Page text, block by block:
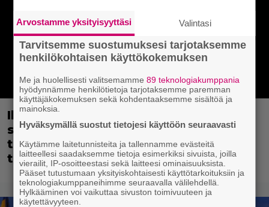
Illan Bond on paras Brosnanilta –
samankaltaisuus Schwarzeneggerin
toimintatykitykseen pakotti
tekemään kässärin uusiksi
Arvostamme yksityisyyttäsi Valintasi
Tarvitsemme suostumuksesi tarjotaksemme
henkilökohtaisen käyttökokemuksen
Me ja huolellisesti valitsemamme89 teknologiakumppania
hyödynnämme henkilötietoja tarjotaksemme paremman
käyttäjäkokemuksen sekä kohdentaaksemme sisältöä ja
mainoksia.
Hyväksymällä suostut tietojesi käyttöön seuraavasti
Käytämme laitetunnisteita ja tallennamme evästeitä
laitteellesi saadaksemme tietoja esimerkiksi sivuista, joilla
vierailit, IP-osoitteestasi sekä laitteesi ominaisuuksista.
Pääset tutustumaan yksityiskohtaisesti käyttötarkoituksiin ja
teknologiakumppaneihimme seuraavalla välilehdellä.
Hylkääminen voi vaikuttaa sivuston toimivuuteen ja
käytettävyyteen.